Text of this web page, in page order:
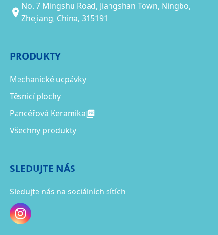
No. 7 Mingshu Road, Jiangshan Town, Ningbo,
Zhejiang, China, 315191
PRODUKTY
Mechanické ucpávky
Těsnicí plochy
Pancéřová Keramika
Všechny produkty
SLEDUJTE NÁS
Sledujte nás na sociálních sítích